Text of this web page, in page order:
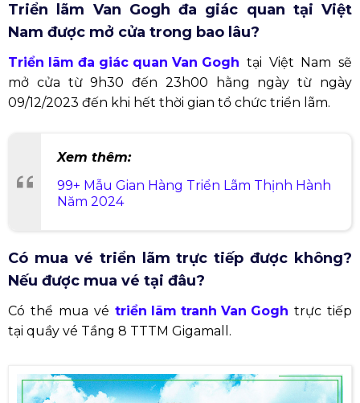
Triển lãm Van Gogh đa giác quan tại Việt
Nam được mở cửa trong bao lâu?
Triển lãm đa giác quan Van Gogh tại Việt Nam sẽ
mở cửa từ 9h30 đến 23h00 hằng ngày từ ngày
09/12/2023 đến khi hết thời gian tổ chức triển lãm.
Xem thêm:
99+ Mẫu Gian Hàng Triển Lãm Thịnh Hành
Năm 2024
Có mua vé triển lãm trực tiếp được không?
Nếu được mua vé tại đâu?
Có thể mua vé triển lãm tranh Van Gogh trực tiếp
tại quầy vé Tầng 8 TTTM Gigamall.